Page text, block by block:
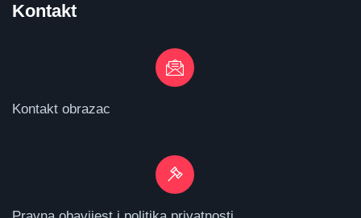
Kontakt
Kontakt obrazac